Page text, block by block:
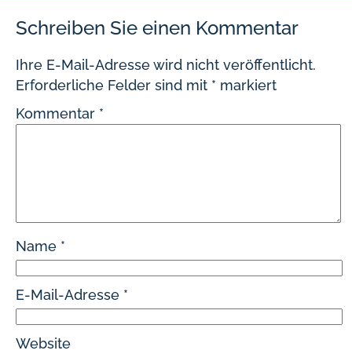
Schreiben Sie einen Kommentar
Ihre E-Mail-Adresse wird nicht veröffentlicht.
Erforderliche Felder sind mit * markiert
Kommentar *
Name *
E-Mail-Adresse *
Website